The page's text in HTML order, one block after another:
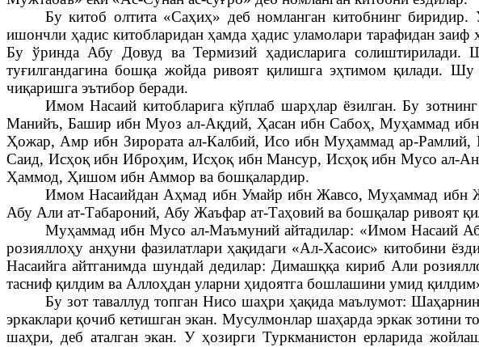
Бу китоб олтита «Саҳиҳ» деб номланган китобнинг
ишончли ҳадис китобларидан ҳамда ҳадис уламолари тарафидан
Бу ўринда Абу Довуд ва Термизий ҳадисларига солиштирилади.
туғилгандагина бошқа жойда ривоят қилишга эҳтимом қилади.
чиқаришга эътибор беради.
Имом Насаий китобларига кўплаб шарҳлар ёзилган. Бу
Манийъ, Башир ибн Муоз ал-Ақдий, Ҳасан ибн Сабоҳ, Муҳаммад
Ҳожар, Амр ибн Зирората ал-Калбий, Исо ибн Муҳаммад ар-
Саид, Исҳоқ ибн Иброҳим, Исҳоқ ибн Мансур, Исҳоқ ибн Мусо ал-
Ҳаммод, Ҳишом ибн Аммор ва бошқалардир.
Имом Насаийдан Аҳмад ибн Умайр ибн Жавсо, Муҳаммад
Абу Али ат-Табароний, Абу Жаъфар ат-Таҳовий ва бошқалар ривоят
Муҳаммад ибн Мусо ал-Маъмуний айтадилар: «Имом Насаий
розияллоҳу анҳуни фазилатлари ҳақидаги «Ал-Хасоис» китобини
Насаийга айтганимда шундай дедилар: Димашққа кириб Али
тасниф қилдим ва Аллоҳдан уларни ҳидоятга бошлашини умид
Бу зот таваллуд топган Нисо шаҳри ҳақида маълумот:
эркаклари қочиб кетишган экан. Мусулмонлар шаҳарда эркак
шаҳри, деб аталган экан. У ҳозирги Туркманистон ерларида